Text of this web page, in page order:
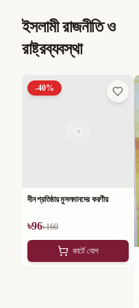
ইসলামী রাজনীতি ও
রাষ্ট্রব্যবস্থা
-40%
দীন প্রতিষ্ঠায় মুসলমানদের করণীয়
৳96৳160
কার্টে যোগ